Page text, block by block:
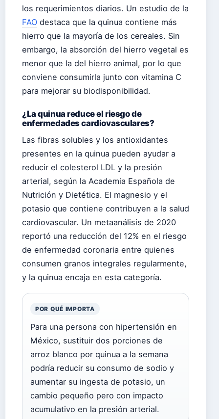
los requerimientos diarios. Un estudio de la
FAO destaca que la quinua contiene más
hierro que la mayoría de los cereales. Sin
embargo, la absorción del hierro vegetal es
menor que la del hierro animal, por lo que
conviene consumirla junto con vitamina C
para mejorar su biodisponibilidad.
¿La quinua reduce el riesgo de
enfermedades cardiovasculares?
Las fibras solubles y los antioxidantes
presentes en la quinua pueden ayudar a
reducir el colesterol LDL y la presión
arterial, según la Academia Española de
Nutrición y Dietética. El magnesio y el
potasio que contiene contribuyen a la salud
cardiovascular. Un metaanálisis de 2020
reportó una reducción del 12% en el riesgo
de enfermedad coronaria entre quienes
consumen granos integrales regularmente,
y la quinua encaja en esta categoría.
POR QUÉ IMPORTA
Para una persona con hipertensión en
México, sustituir dos porciones de
arroz blanco por quinua a la semana
podría reducir su consumo de sodio y
aumentar su ingesta de potasio, un
cambio pequeño pero con impacto
acumulativo en la presión arterial.